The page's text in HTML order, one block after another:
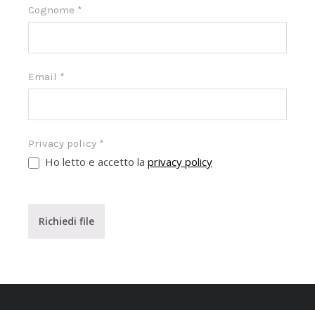
Cognome *
Email *
Privacy policy *
Ho letto e accetto la privacy policy
Richiedi file